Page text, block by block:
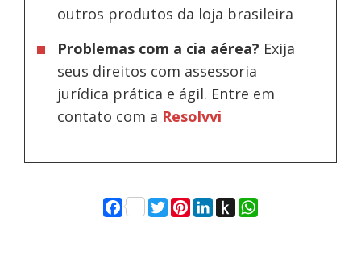
outros produtos da loja brasileira
Problemas com a cia aérea? Exija
seus direitos com assessoria
jurídica prática e ágil. Entre em
contato com a Resolvvi
Facebook
Twitter
Pinterest
LinkedIn
Push
to
WhatsApp